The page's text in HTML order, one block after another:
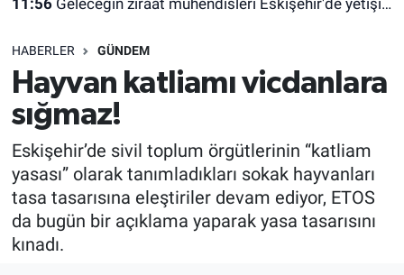
HABERLER GÜNDEM
Hayvan katliamı vicdanlara
sığmaz!
Eskişehir’de sivil toplum örgütlerinin “katliam
yasası” olarak tanımladıkları sokak hayvanları
tasa tasarısına eleştiriler devam ediyor, ETOS
da bugün bir açıklama yaparak yasa tasarısını
kınadı.
Türkiye
Dünya
Sağlık
Alış-Veriş/İş dünyası
Eskişehirspor Arşivi
Eskişehir Arşivi
Röportaj
Ekonomi
Kültür Sanat
Süper Lig Puan Durumu ve Fikstür
Tüm Manşetler
Son Dakika Haberleri
Haber Arşivi